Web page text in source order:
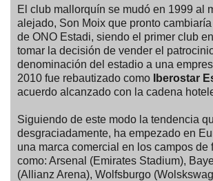
El club mallorquín se mudó en 1999 al
alejado, Son Moix que pronto cambiaría
de ONO Estadi, siendo el primer club
tomar la decisión de vender el
denominación del estadio a una
2010 fue rebautizado como
Iberostar
acuerdo alcanzado con la cadena
Siguiendo de este modo la tendencia
desgraciadamente, ha empezado en
una marca comercial en los campos de
como: Arsenal (Emirates Stadium),
(Allianz Arena), Wolfsburgo